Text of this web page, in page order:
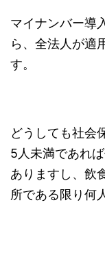
マイナンバー導
ら、全法人が適
す。
どうしても社会
5人未満であれ
ありますし、飲
所である限り何